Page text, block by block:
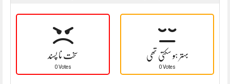
سخت نا پسند
0 Votes
بہتر ہو سکتی تھی
0 Votes